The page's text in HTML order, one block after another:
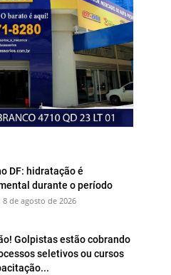
DF: hidratação é
durante o período
8 de agosto de 2026
Golpistas estão cobrando
seletivos ou cursos